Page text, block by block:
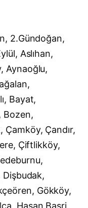
2.Gündoğan,
Aslıhan,
Aynaoğlu,
Bayat,
Bozen,
Çamköy, Çandır,
Çiftlikköy,
Gökköy,
Hasan Basri